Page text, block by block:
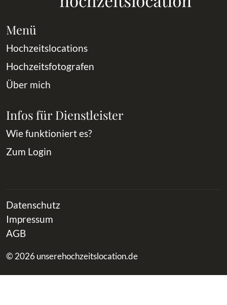
Menü
Hochzeitslocations
Hochzeitsfotografen
Über mich
Infos für Dienstleister
Wie funktioniert es?
Zum Login
Datenschutz
Impressum
AGB
© 2026 unserehochzeitslocation.de